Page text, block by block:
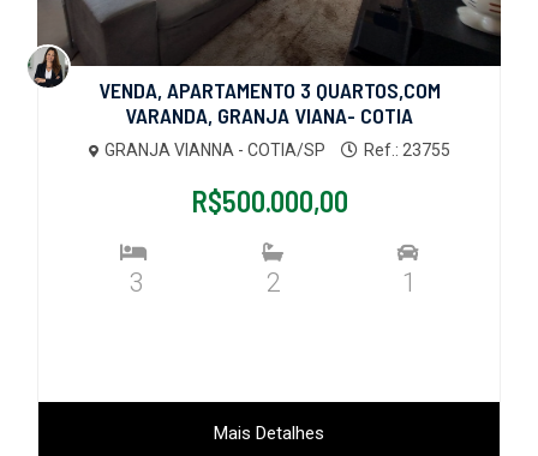
VENDA, APARTAMENTO 3 QUARTOS,COM
VARANDA, GRANJA VIANA- COTIA
GRANJA VIANNA - COTIA/SP Ref.: 23755
R$500.000,00
3 2 1
Mais Detalhes